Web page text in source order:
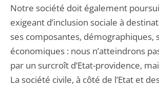
Notre société doit également
exigeant d’inclusion sociale à
ses composantes, démographiques,
économiques : nous n’atteindrons
par un surcroît d’Etat-providence,
La société civile, à côté de l’Etat et